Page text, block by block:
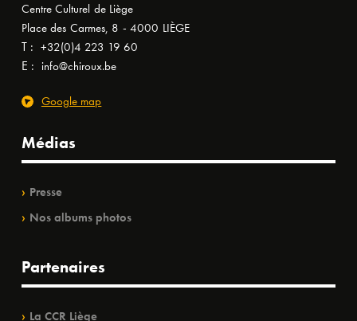
Centre Culturel de Liège
Place des Carmes, 8 - 4000 LIÈGE
T : +32(0)4 223 19 60
E : info@chiroux.be
Google map
Médias
Presse
Nos albums photos
Partenaires
La CCR Liège